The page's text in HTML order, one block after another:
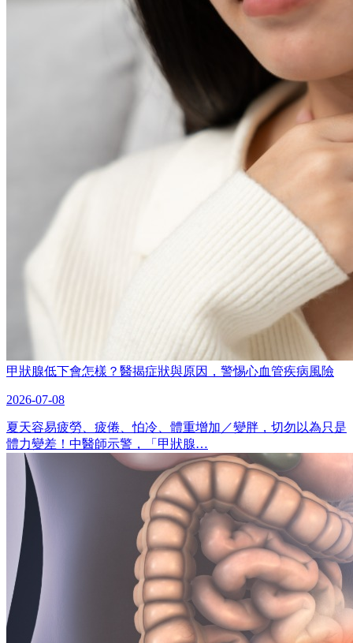
甲狀腺低下會怎樣？醫揭症狀與原因，警惕心血管疾病風險
2026-07-08
夏天容易疲勞、疲倦、怕冷、體重增加／變胖，切勿以為只是
體力變差！中醫師示警，「甲狀腺…